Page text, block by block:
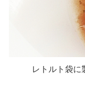
レトルト袋に